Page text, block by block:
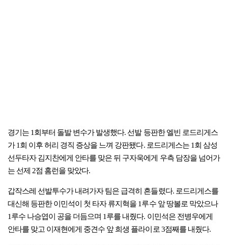
경기는 1회부터 돌발 변수가 발생했다. 선발 등판한 엘빈 로드리게스
가 1회 이후 허리 경직 증상을 느껴 강판됐다. 로드리게스는 1회 삼성
선두타자 김지찬에게 안타를 맞은 뒤 구자욱에게 우측 담장을 넘어가
는 선제 2점 홈런을 맞았다.
갑작스레 선발투수가 내려가자 팀은 급격히 흔들렸다. 로드리게스를
대신해 등판한 이민석이 첫 타자 류지혁을 1루수 앞 땅볼로 막았으나
1루수 나승엽이 공을 더듬으며 1루를 내줬다. 이민석은 전병우에게
안타를 맞고 이재현에게 중견수 앞 희생 플라이로 3점째를 내줬다.